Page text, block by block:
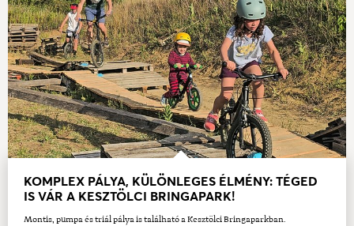
KOMPLEX PÁLYA, KÜLÖNLEGES ÉLMÉNY: TÉGED
IS VÁR A KESZTÖLCI BRINGAPARK!
Montis, pumpa és triál pálya is található a Kesztölci Bringaparkban.